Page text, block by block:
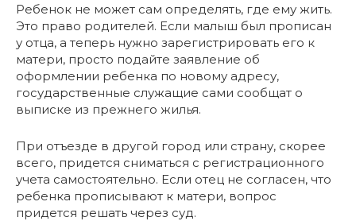
Ребенок не может сам определять, где ему жить.
Это право родителей. Если малыш был прописан
у отца, а теперь нужно зарегистрировать его к
матери, просто подайте заявление об
оформлении ребенка по новому адресу,
государственные служащие сами сообщат о
выписке из прежнего жилья.
При отъезде в другой город или страну, скорее
всего, придется сниматься с регистрационного
учета самостоятельно. Если отец не согласен, что
ребенка прописывают к матери, вопрос
придется решать через суд.